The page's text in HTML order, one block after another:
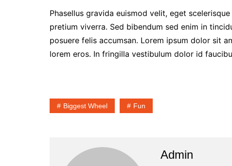
Phasellus gravida euismod velit, eget
pretium viverra. Sed bibendum sed enim in
posuere felis accumsan. Lorem ipsum dolor sit
lorem eros. In fringilla vestibulum dolor id
Biggest Wheel Fun
Admin